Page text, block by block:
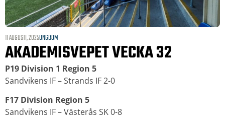
11 AUGUSTI, 2025UNGDOM
AKADEMISVEPET VECKA 32
P19 Division 1 Region 5
Sandvikens IF – Strands IF 2-0
F17 Division Region 5
Sandvikens IF – Västerås SK 0-8